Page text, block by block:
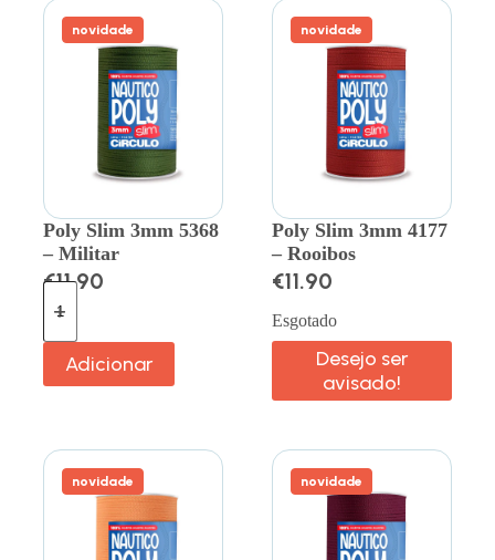
novidade
Poly Slim 3mm 5368
– Militar
€11.90
Adicionar
novidade
Poly Slim 3mm 4177
– Rooibos
€11.90
Esgotado
Desejo ser
avisado!
novidade novidade